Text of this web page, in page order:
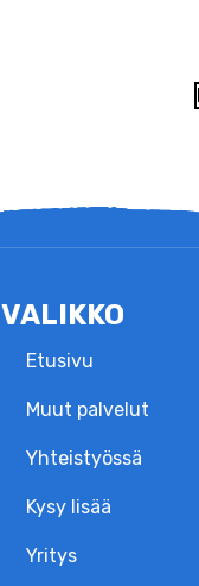
VALIKKO
Etusivu
Muut palvelut
Yhteistyössä
Kysy lisää
Yritys